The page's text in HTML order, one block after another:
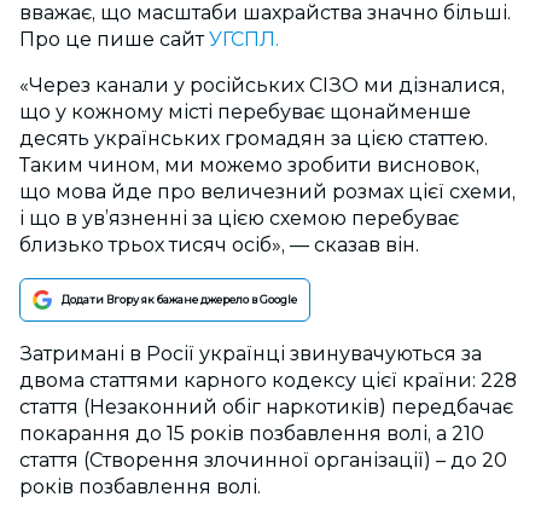
вважає, що масштаби шахрайства значно більші.
Про це пише сайтУГСПЛ.
«Через канали у російських СІЗО ми дізналися,
що у кожному місті перебуває щонайменше
десять українських громадян за цією статтею.
Таким чином, ми можемо зробити висновок,
що мова йде про величезний розмах цієї схеми,
і що в ув’язненні за цією схемою перебуває
близько трьох тисяч осіб», — сказав він.
Додати Вгору як бажане джерело в Google
Затримані в Росії українці звинувачуються за
двома статтями карного кодексу цієї країни: 228
стаття (Незаконний обіг наркотиків) передбачає
покарання до 15 років позбавлення волі, а 210
стаття (Створення злочинної організації) – до 20
років позбавлення волі.